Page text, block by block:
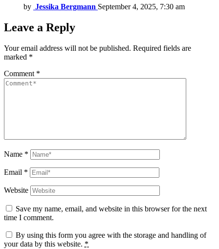
by Jessika Bergmann September 4, 2025, 7:30 am
Leave a Reply
Your email address will not be published. Required fields are
marked *
Comment *
Name *
Email *
Website
Save my name, email, and website in this browser for the next
time I comment.
By using this form you agree with the storage and handling of
your data by this website. *